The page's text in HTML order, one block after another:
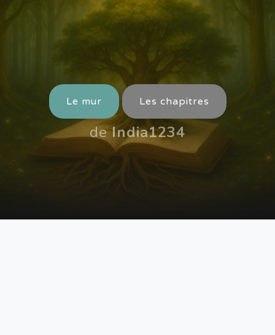
Le mur Les chapitres
deIndia1234